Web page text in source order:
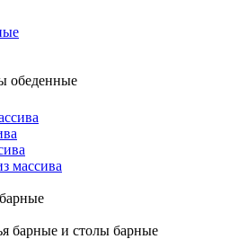
обеденные
массива
барные и столы барные